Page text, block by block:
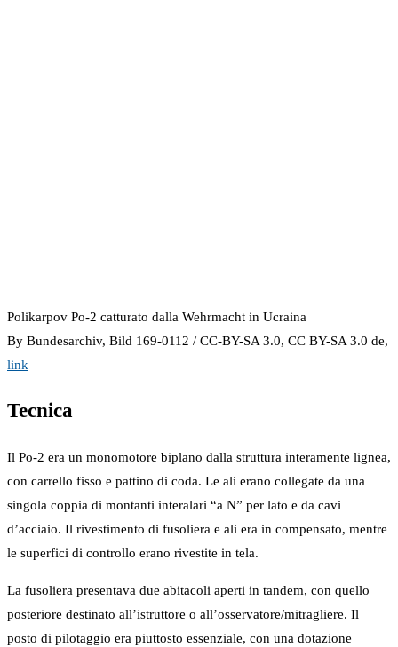
Polikarpov Po-2 catturato dalla Wehrmacht in Ucraina
By Bundesarchiv, Bild 169-0112 / CC-BY-SA 3.0, CC BY-SA 3.0 de,
link
Tecnica
Il Po-2 era un monomotore biplano dalla struttura interamente lignea,
con carrello fisso e pattino di coda. Le ali erano collegate da una
singola coppia di montanti interalari “a N” per lato e da cavi
d’acciaio. Il rivestimento di fusoliera e ali era in compensato, mentre
le superfici di controllo erano rivestite in tela.
La fusoliera presentava due abitacoli aperti in tandem, con quello
posteriore destinato all’istruttore o all’osservatore/mitragliere. Il
posto di pilotaggio era piuttosto essenziale, con una dotazione